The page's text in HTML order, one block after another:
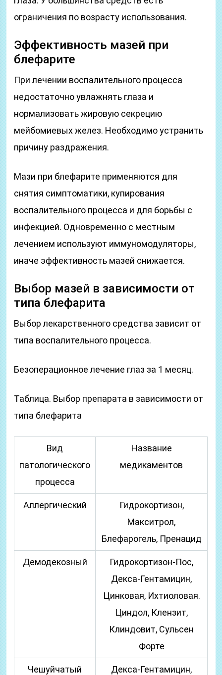
ограничения по возрасту использования.
Эффективность мазей при
блефарите
При лечении воспалительного процесса
недостаточно увлажнять глаза и
нормализовать жировую секрецию
мейбомиевых желез. Необходимо устранить
причину раздражения.
Мази при блефарите применяются для
снятия симптоматики, купирования
воспалительного процесса и для борьбы с
инфекцией. Одновременно с местным
лечением используют иммуномодуляторы,
иначе эффективность мазей снижается.
Выбор мазей в зависимости от
типа блефарита
Выбор лекарственного средства зависит от
типа воспалительного процесса.
Безоперационное лечение глаз за 1 месяц.
Таблица. Выбор препарата в зависимости от
типа блефарита
Вид
патологического
процесса
Название
медикаментов
Аллергический
Гидрокортизон,
Макситрол,
Блефарогель, Пренацид
Демодекозный
Гидрокортизон-Пос,
Декса-Гентамицин,
Цинковая, Ихтиоловая.
Циндол, Клензит,
Клиндовит, Сульсен
Форте
Чешуйчатый
Декса-Гентамицин,